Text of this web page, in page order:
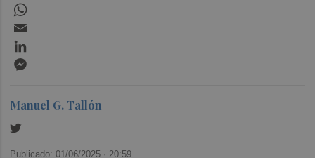
Manuel G. Tallón
Publicado: 01/06/2025 · 20:59